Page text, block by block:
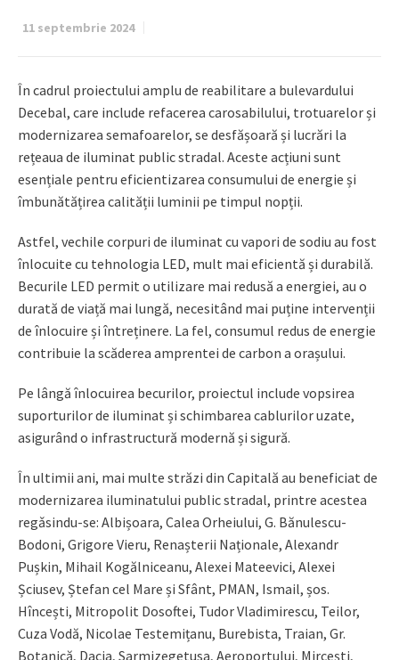
11 septembrie 2024
În cadrul proiectului amplu de reabilitare a bulevardului
Decebal, care include refacerea carosabilului, trotuarelor și
modernizarea semafoarelor, se desfășoară și lucrări la
rețeaua de iluminat public stradal. Aceste acțiuni sunt
esențiale pentru eficientizarea consumului de energie și
îmbunătățirea calității luminii pe timpul nopții.
Astfel, vechile corpuri de iluminat cu vapori de sodiu au fost
înlocuite cu tehnologia LED, mult mai eficientă și durabilă.
Becurile LED permit o utilizare mai redusă a energiei, au o
durată de viață mai lungă, necesitând mai puține intervenții
de înlocuire și întreținere. La fel, consumul redus de energie
contribuie la scăderea amprentei de carbon a orașului.
Pe lângă înlocuirea becurilor, proiectul include vopsirea
suporturilor de iluminat și schimbarea cablurilor uzate,
asigurând o infrastructură modernă și sigură.
În ultimii ani, mai multe străzi din Capitală au beneficiat de
modernizarea iluminatului public stradal, printre acestea
regǎsindu-se: Albișoara, Calea Orheiului, G. Bănulescu-
Bodoni, Grigore Vieru, Renașterii Naționale, Alexandr
Pușkin, Mihail Kogălniceanu, Alexei Mateevici, Alexei
Șciusev, Ștefan cel Mare și Sfânt, PMAN, Ismail, șos.
Hîncești, Mitropolit Dosoftei, Tudor Vladimirescu, Teilor,
Cuza Vodă, Nicolae Testemițanu, Burebista, Traian, Gr.
Botanică, Dacia, Sarmizegetusa, Aeroportului, Mircești,